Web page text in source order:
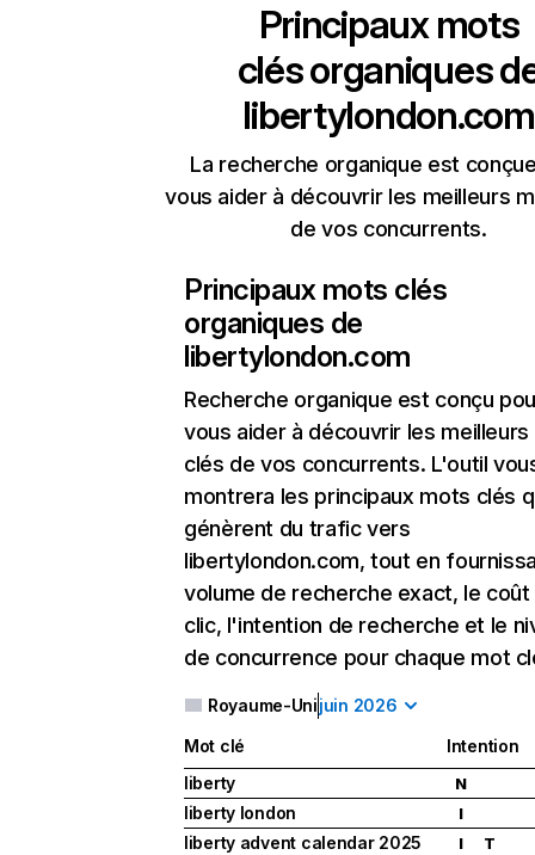
Principaux mots
clés organiques
libertylondon.com
La recherche organique est
vous aider à découvrir les meilleurs
de vos concurrents.
Principaux mots clés
organiques de
libertylondon.com
Recherche organique est conçu
vous aider à découvrir les
clés de vos concurrents. L'outil
montrera les principaux mots clés
génèrent du trafic vers
libertylondon.com, tout en
volume de recherche exact, le coût
clic, l'intention de recherche et le
de concurrence pour chaque mot
Royaume-Unijuin 2026
Mot clé
Intention
liberty
N
liberty london I
liberty advent calendar 2025 I T